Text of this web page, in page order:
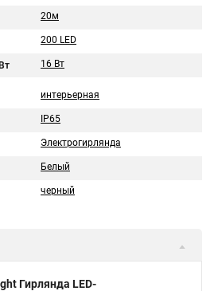
20м
200 LED
16 Вт
интерьерная
IP65
Электрогирлянда
Белый
черный
Гирлянда LED-